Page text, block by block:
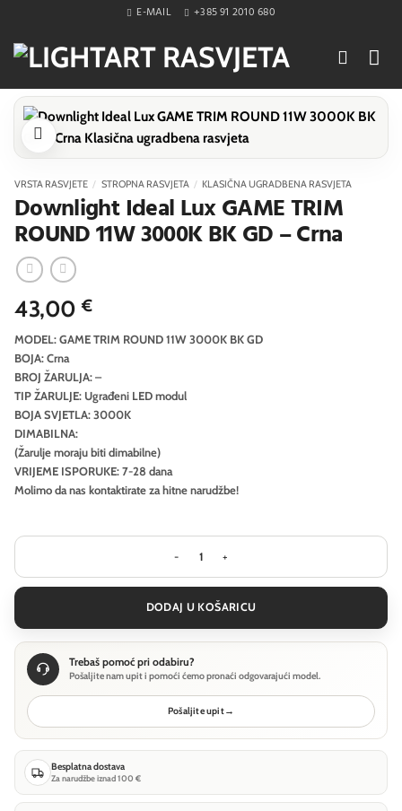
content
E-MAIL +385 91 2010 680
VRSTA RASVJETE / STROPNA RASVJETA / KLASIČNA UGRADBENA RASVJETA
Downlight Ideal Lux GAME TRIM
ROUND 11W 3000K BK GD – Crna
43,00 €
MODEL: GAME TRIM ROUND 11W 3000K BK GD
BOJA: Crna
BROJ ŽARULJA: –
TIP ŽARULJE: Ugrađeni LED modul
BOJA SVJETLA: 3000K
DIMABILNA:
(Žarulje moraju biti dimabilne)
VRIJEME ISPORUKE: 7-28 dana
Molimo da nas kontaktirate za hitne narudžbe!
Downlight Ideal Lux GAME TRIM
DODAJ U KOŠARICU
Trebaš pomoć pri odabiru?
Pošaljite nam upit i pomoći ćemo pronaći odgovarajući model.
Pošaljite upit→
Besplatna dostava
Za narudžbe iznad 100 €